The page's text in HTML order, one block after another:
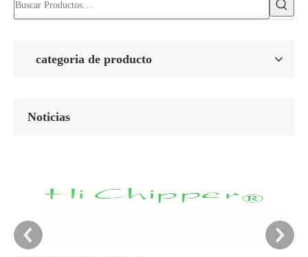
categoria de producto
Noticias